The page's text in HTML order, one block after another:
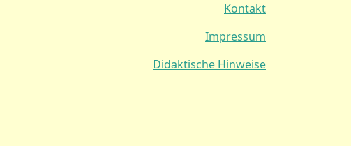
Kontakt
Impressum
Didaktische Hinweise